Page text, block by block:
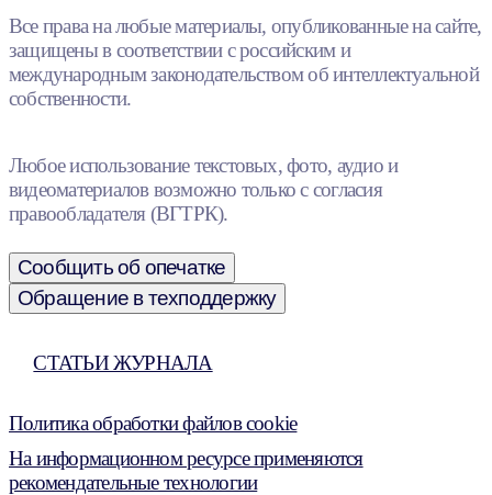
Все права на любые материалы, опубликованные на сайте,
защищены в соответствии с российским и
международным законодательством об интеллектуальной
собственности.
Любое использование текстовых, фото, аудио и
видеоматериалов возможно только с согласия
правообладателя (ВГТРК).
Сообщить об опечатке
Обращение в техподдержку
СТАТЬИ ЖУРНАЛА
Политика обработки файлов cookie
На информационном ресурсе применяются
рекомендательные технологии